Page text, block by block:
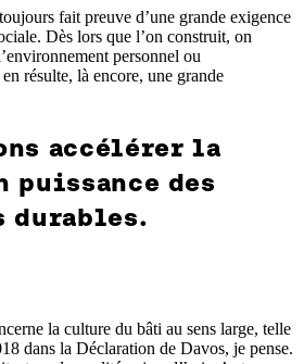
fait preuve d’une grande exigence
Dès lors que l’on construit, on
personnel ou
résulte, là encore, une grande
accélérer la
puissance des
durables.
la culture du bâti au sens large, telle
dans la Déclaration de Davos, je pense.